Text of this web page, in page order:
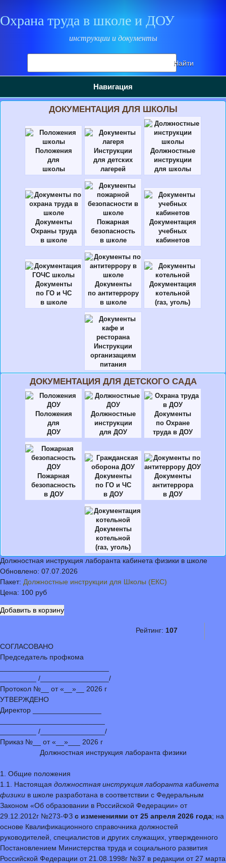
Охрана труда в школе и ДОУ
инструкции и документы
Навигация
ДОКУМЕНТАЦИЯ ДЛЯ ШКОЛЫ
Положения
для
школы
Инструкции
для детских
лагерей
Должностные
инструкции
для школы
Документы
Охраны труда
в школе
Пожарная
безопасность
в школе
Документация
учебных
кабинетов
Документы
по ГО и ЧС
в школе
Документы
по антитеррору
в школе
Документация
котельной
(газ, уголь)
Инструкции
организациям
питания
ДОКУМЕНТАЦИЯ ДЛЯ ДЕТСКОГО САДА
Положения
для
ДОУ
Должностные
инструкции
для ДОУ
Документы
по Охране
труда в ДОУ
Пожарная
безопасность
в ДОУ
Документы
по ГО и ЧС
в ДОУ
Документы
антитеррора
в ДОУ
Документы
котельной
(газ, уголь)
Должностная инструкция лаборанта кабинета физики в школе
Обновлено: 07.07.2026
Пакет: Должностные инструкции для Школы (ЕКС)
Цена: 100 руб
Рейтинг: 107
СОГЛАСОВАНО
Председатель профкома
_________ /_________________/
Протокол №__ от «__»__ 2026 г
УТВЕРЖДЕНО
Директор _________________
_________ /________________/
Приказ №__ от «__»___ 2026 г
Должностная инструкция лаборанта физики
1. Общие положения
1.1. Настоящая должностная инструкция лаборанта кабинета
физики в школе разработана в соответствии с Федеральным
Законом «Об образовании в Российской Федерации» от
29.12.2012г №273-ФЗ с изменениями от 25 апреля 2026 года; на
основе Квалификационного справочника должностей
руководителей, специалистов и других служащих, утвержденного
Постановлением Министерства труда и социального развития
Российской Федерации от 21.08.1998г №37 в редакции от 27 марта